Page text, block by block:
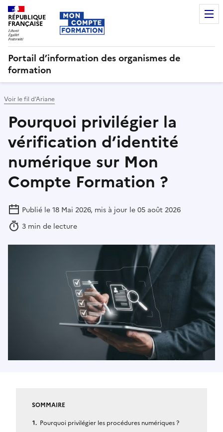
RÉPUBLIQUE
FRANÇAISE
Portail d’information des organismes de
formation
Voir le fil d’Ariane
Pourquoi privilégier la
vérification d’identité
numérique sur Mon
Compte Formation ?
Publié le 18 Mai 2026, mis à jour le 05 août 2026
3 min de lecture
SOMMAIRE
Pourquoi privilégier les procédures numériques ?